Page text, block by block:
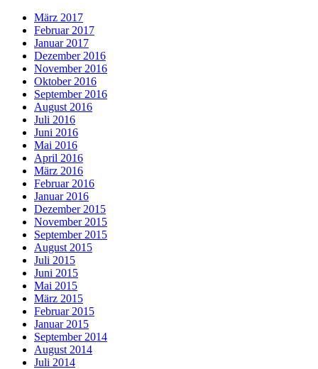
März 2017
Februar 2017
Januar 2017
Dezember 2016
November 2016
Oktober 2016
September 2016
August 2016
Juli 2016
Juni 2016
Mai 2016
April 2016
März 2016
Februar 2016
Januar 2016
Dezember 2015
November 2015
September 2015
August 2015
Juli 2015
Juni 2015
Mai 2015
März 2015
Februar 2015
Januar 2015
September 2014
August 2014
Juli 2014